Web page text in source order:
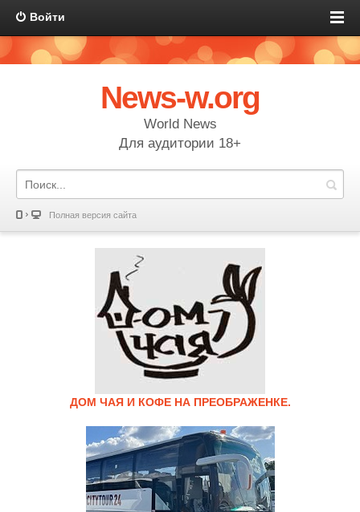
Войти
News-w.org
World News
Для аудитории 18+
Полная версия сайта
ДОМ ЧАЯ И КОФЕ НА ПРЕОБРАЖЕНКЕ.